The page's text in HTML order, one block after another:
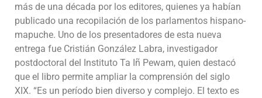
más de una década por los editores, quienes ya habían
publicado una recopilación de los parlamentos hispano-
mapuche. Uno de los presentadores de esta nueva
entrega fue Cristián González Labra, investigador
postdoctoral del Instituto Ta Iñ Pewam, quien destacó
que el libro permite ampliar la comprensión del siglo
XIX. “Es un período bien diverso y complejo. El texto es